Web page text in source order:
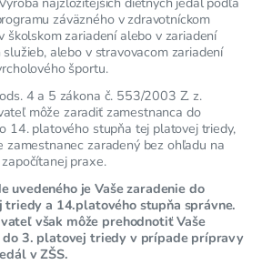
záväzného v zdravotníckom
školskom zariadení alebo v zariadení
služieb, alebo v stravovacom zariadení
športu.
4 a 5 zákona č. 553/2003 Z. z.
môže zaradiť zamestnanca do
14. platového stupňa tej platovej triedy,
zamestnanec zaradený bez ohľadu na
praxe.
uvedeného je Vaše zaradenie do
triedy a 14.platového stupňa správne.
však môže prehodnotiť Vaše
do 3. platovej triedy v prípade prípravy
v ZŠS.